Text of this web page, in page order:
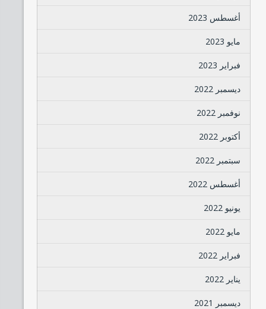
أغسطس 2023
مايو 2023
فبراير 2023
ديسمبر 2022
نوفمبر 2022
أكتوبر 2022
سبتمبر 2022
أغسطس 2022
يونيو 2022
مايو 2022
فبراير 2022
يناير 2022
ديسمبر 2021